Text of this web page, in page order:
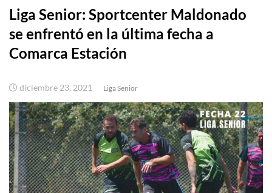
Liga Senior: Sportcenter Maldonado
se enfrentó en la última fecha a
Comarca Estación
diciembre 23, 2021 Liga Senior